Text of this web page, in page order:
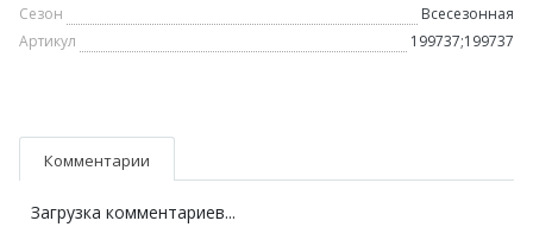
Сезон
Всесезонная
Артикул
199737;199737
Комментарии
Загрузка комментариев...